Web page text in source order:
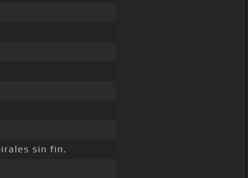
sin fin.